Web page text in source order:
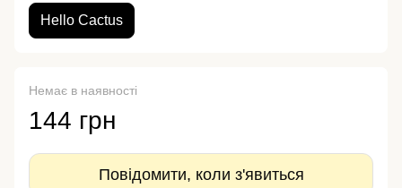
Hello Cactus
Немає в наявності
144 грн
Повідомити, коли з'явиться